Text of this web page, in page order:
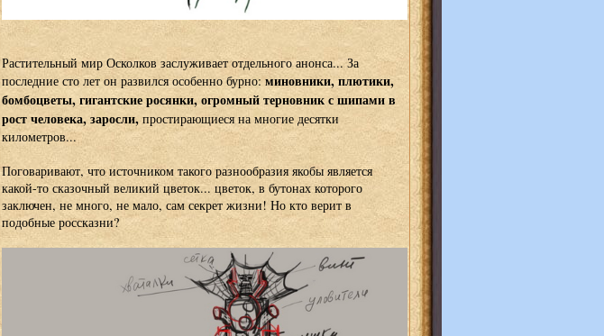
Растительный мир Осколков заслуживает отдельного анонса... За
последние сто лет он развился особенно бурно: миновники, плютики,
бомбоцветы, гигантские росянки, огромный терновник с шипами в
рост человека, заросли, простирающиеся на многие десятки
километров...
Поговаривают, что источником такого разнообразия якобы является
какой-то сказочный великий цветок... цветок, в бутонах которого
заключен, не много, не мало, сам секрет жизни! Но кто верит в
подобные россказни?